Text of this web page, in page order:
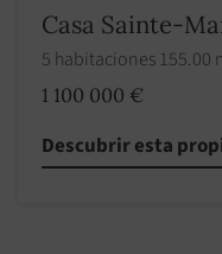
Casa Sainte-
5 habitaciones 155.00
1 100 000 €
Descubrir esta